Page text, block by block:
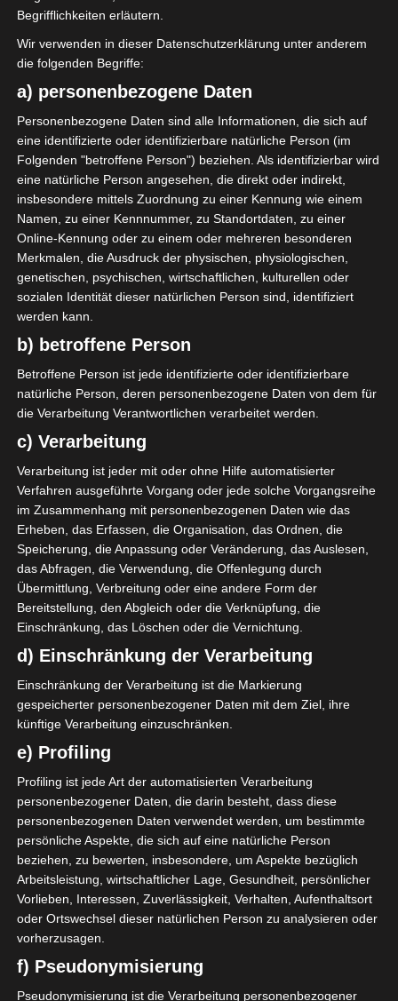
TORE
Tor
M. Ben Wannes
9'
Elfmetertor
74'
AUFSTELLUNGEN
Étoile Sportive du Sahel Sousse (ESS)
1 T
A. Mathlouthi (Balbouli)
28
D S. Harrabi 74'
4 D
M. Konate
31
S. Coulibaly
10
M
I. Msakni
6
D
W. Kechrida
12
O
A. Sfaxi
19
O
A. Ayed
14
M M. Baayou
ERSATZSPIELER
22
T
R. Gabsi
13
D
B. Sellami
30
M. Haj Mahmoud
F. Ouji
Avenir Sportif de Rejiche (ASR)
19
M. Sioud
26
D
M. Zbidi
20
M
O. Lamti
16
Z. Jebali
4
D
W. Ben Othmen
26
M
N. Sioud
39
M H. Lamti
ERSATZSPIELER
Begrifflichkeiten erläutern.
Wir verwenden in dieser Datenschutzerklärung unter anderem
die folgenden Begriffe:
a) personenbezogene Daten
Personenbezogene Daten sind alle Informationen, die sich auf
eine identifizierte oder identifizierbare natürliche Person (im
Folgenden "betroffene Person") beziehen. Als identifizierbar wird
eine natürliche Person angesehen, die direkt oder indirekt,
insbesondere mittels Zuordnung zu einer Kennung wie einem
Namen, zu einer Kennnummer, zu Standortdaten, zu einer
Online-Kennung oder zu einem oder mehreren besonderen
Merkmalen, die Ausdruck der physischen, physiologischen,
genetischen, psychischen, wirtschaftlichen, kulturellen oder
sozialen Identität dieser natürlichen Person sind, identifiziert
werden kann.
b) betroffene Person
Betroffene Person ist jede identifizierte oder identifizierbare
natürliche Person, deren personenbezogene Daten von dem für
die Verarbeitung Verantwortlichen verarbeitet werden.
c) Verarbeitung
Verarbeitung ist jeder mit oder ohne Hilfe automatisierter
Verfahren ausgeführte Vorgang oder jede solche Vorgangsreihe
im Zusammenhang mit personenbezogenen Daten wie das
Erheben, das Erfassen, die Organisation, das Ordnen, die
Speicherung, die Anpassung oder Veränderung, das Auslesen,
das Abfragen, die Verwendung, die Offenlegung durch
Übermittlung, Verbreitung oder eine andere Form der
Bereitstellung, den Abgleich oder die Verknüpfung, die
Einschränkung, das Löschen oder die Vernichtung.
d) Einschränkung der Verarbeitung
Einschränkung der Verarbeitung ist die Markierung
gespeicherter personenbezogener Daten mit dem Ziel, ihre
künftige Verarbeitung einzuschränken.
e) Profiling
Profiling ist jede Art der automatisierten Verarbeitung
personenbezogener Daten, die darin besteht, dass diese
personenbezogenen Daten verwendet werden, um bestimmte
persönliche Aspekte, die sich auf eine natürliche Person
beziehen, zu bewerten, insbesondere, um Aspekte bezüglich
Arbeitsleistung, wirtschaftlicher Lage, Gesundheit, persönlicher
Vorlieben, Interessen, Zuverlässigkeit, Verhalten, Aufenthaltsort
oder Ortswechsel dieser natürlichen Person zu analysieren oder
vorherzusagen.
f) Pseudonymisierung
Pseudonymisierung ist die Verarbeitung personenbezogener